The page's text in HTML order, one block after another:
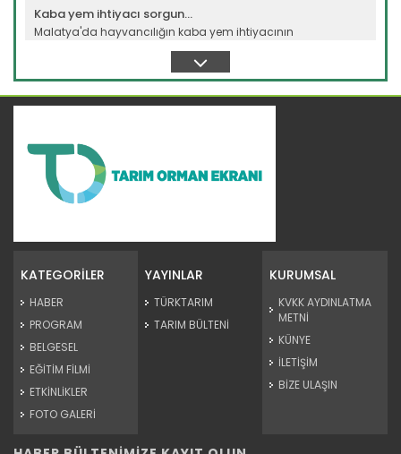
Kaba yem ihtiyacı sorgun...
Malatya'da hayvancılığın kaba yem ihtiyacının
yetişen...
KATEGORİLER
HABER
PROGRAM
BELGESEL
EĞİTİM FİLMİ
ETKİNLİKLER
FOTO GALERİ
YAYINLAR
TÜRKTARIM
TARIM BÜLTENİ
KURUMSAL
KVKK AYDINLATMA
METNİ
KÜNYE
İLETİŞİM
BİZE ULAŞIN